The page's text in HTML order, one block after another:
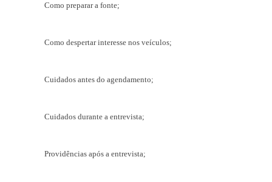
Como preparar a fonte;
Como despertar interesse nos veículos;
Cuidados antes do agendamento;
Cuidados durante a entrevista;
Providências após a entrevista;